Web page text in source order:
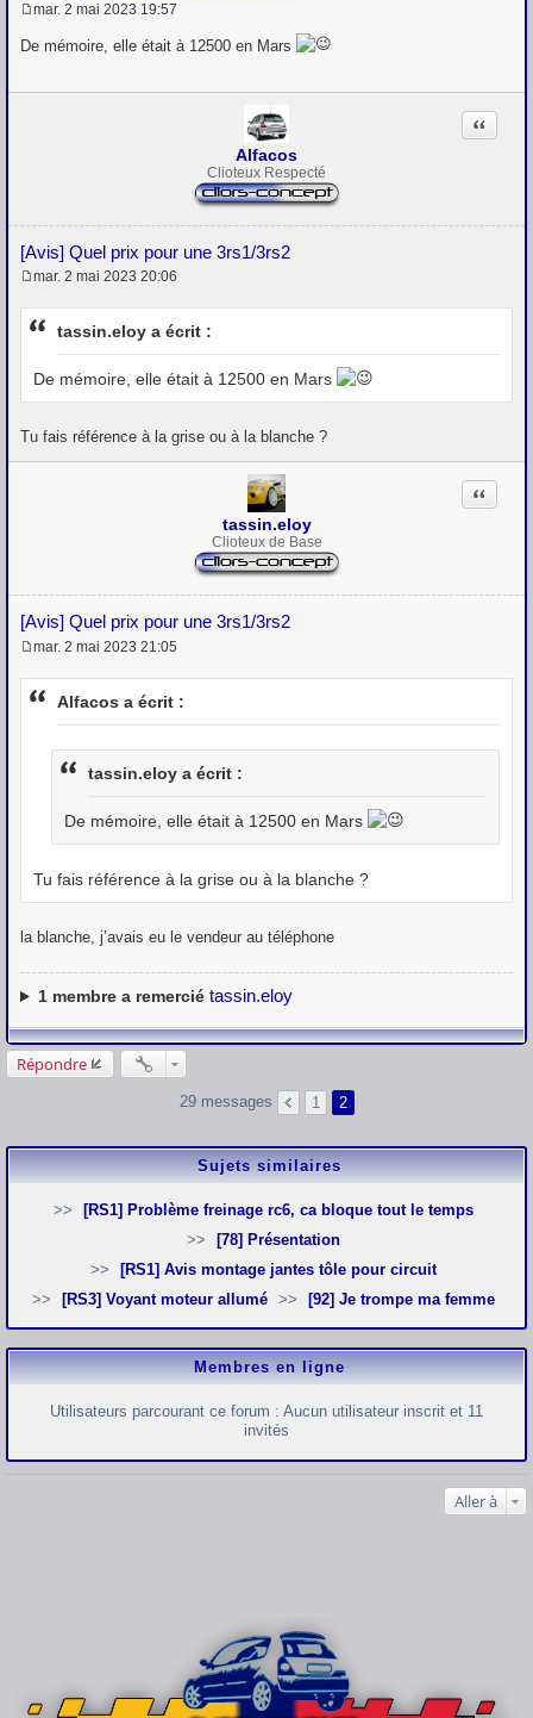
e
s
a
mar. 2 mai 2023 19:57
De mémoire, elle était à 12500 en Mars
Alfacos
Clioteux Respecté
[Avis] Quel prix pour une 3rs1/3rs2
Citation
e
s
g
e
mar. 2 mai 2023 20:06
tassin.eloy a écrit :
De mémoire, elle était à 12500 en Mars
Tu fais référence à la grise ou à la blanche ?
tassin.eloy
Clioteux de Base
[Avis] Quel prix pour une 3rs1/3rs2
Citation
e
s
mar. 2 mai 2023 21:05
Alfacos a écrit :
tassin.eloy a écrit :
De mémoire, elle était à 12500 en Mars
Tu fais référence à la grise ou à la blanche ?
la blanche, j’avais eu le vendeur au téléphone
1membre a remercié tassin.eloy
Répondre
29 messages 1 2
Sujets similaires
[RS1] Problème freinage rc6, ca bloque tout le temps
[78] Présentation
[RS1] Avis montage jantes tôle pour circuit
[RS3] Voyant moteur allumé
[92] Je trompe ma femme
Membres en ligne
Utilisateurs parcourant ce forum : Aucun utilisateur inscrit et 11
invités
Aller à